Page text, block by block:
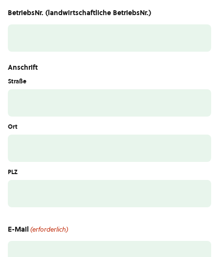
BetriebsNr. (landwirtschaftliche BetriebsNr.)
Anschrift
Straße
Ort
PLZ
E-Mail (erforderlich)